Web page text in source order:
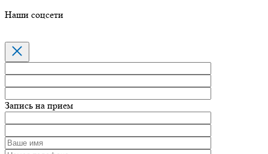
Наши соцсети
Запись на прием